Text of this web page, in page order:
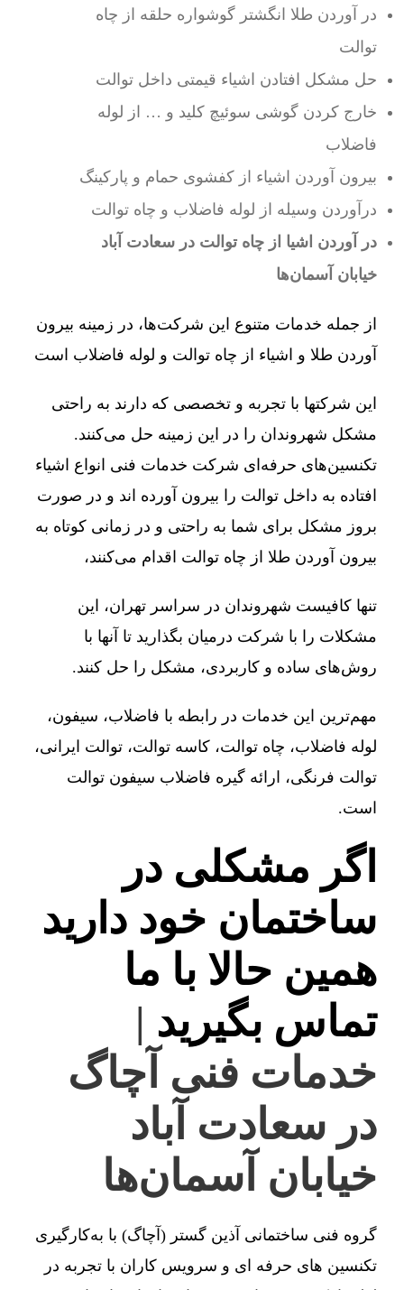
در آوردن طلا انگشتر گوشواره حلقه از چاه
توالت
حل مشکل افتادن اشیاء قیمتی داخل توالت
خارج کردن گوشی سوئیچ کلید و … از لوله
فاضلاب
بیرون آوردن اشیاء از کفشوی حمام و پارکینگ
درآوردن وسیله از لوله فاضلاب و چاه توالت
در آوردن اشیا از چاه توالت در سعادت آباد
خیابان آسمان‌ها
از جمله خدمات متنوع این شرکت‌ها، در زمینه بیرون
آوردن طلا و اشیاء از چاه توالت و لوله فاضلاب است
این شرکتها با تجربه و تخصصی که دارند به راحتی
مشکل شهروندان را در این زمینه حل می‌کنند.
تکنسین‌های حرفه‌ای شرکت خدمات فنی انواع اشیاء
افتاده به داخل توالت را بیرون آورده اند و در صورت
بروز مشکل برای شما به راحتی و در زمانی کوتاه به
بیرون آوردن طلا از چاه توالت اقدام می‌کنند،
تنها کافیست شهروندان در سراسر تهران، این
مشکلات را با شرکت درمیان بگذارید تا آنها با
روش‌های ساده و کاربردی، مشکل را حل کنند.
مهم‌ترین این خدمات در رابطه با فاضلاب، سیفون،
لوله فاضلاب، چاه توالت، کاسه توالت، توالت ایرانی،
توالت فرنگی، ارائه گیره فاضلاب سیفون توالت
است.
اگر مشکلی در
ساختمان خود دارید
همین حالا با ما
تماس بگیرید |
خدمات فنی آچاگ
در سعادت آباد
خیابان آسمان‌ها
گروه فنی ساختمانی آذین گستر (آچاگ) با به‌کارگیری
تکنسین های حرفه ای و سرویس کاران با تجربه در